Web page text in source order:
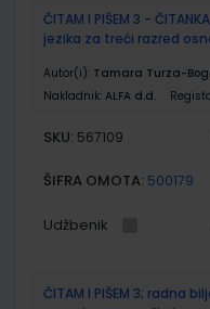
ČITAM I PIŠEM 3 -
jezika za treći razred
Autor(i): Tamara Turza-
Nakladnik: ALFA d.d.
SKU: 567109
ŠIFRA OMOTA: 500179
Udžbenik
ČITAM I PIŠEM 3; radna